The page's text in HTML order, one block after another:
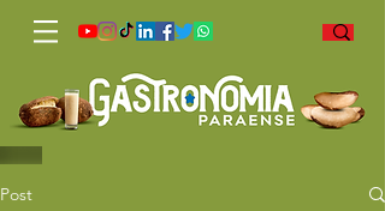
Post